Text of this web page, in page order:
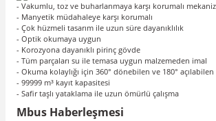
- Vakumlu, toz ve buharlanmaya karşı korumalı
- Manyetik müdahaleye karşı korumalı
- Çok hüzmeli tasarım ile uzun süre dayanıklılık
- Optik okumaya uygun
- Korozyona dayanıklı pirinç gövde
- Tüm parçaları su ile temasa uygun malzemeden imal
- Okuma kolaylığı için 360° dönebilen ve 180°
- 99999 m³ kayıt kapasitesi
- Safir taşlı yataklama ile uzun ömürlü çalışma
Mbus Haberleşmesi